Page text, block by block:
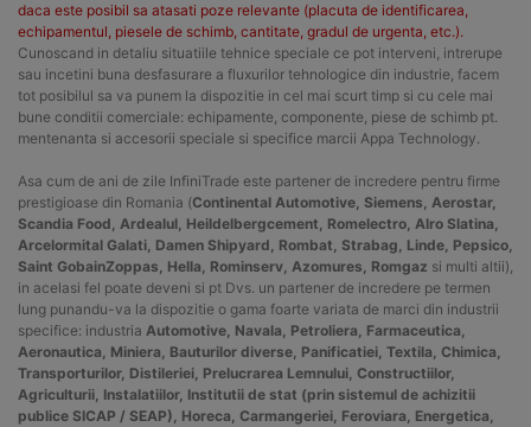
daca este posibil sa atasati poze relevante (placuta de identificarea,
echipamentul, piesele de schimb, cantitate, gradul de urgenta, etc.).
Cunoscand in detaliu situatiile tehnice speciale ce pot interveni, intrerupe
sau incetini buna desfasurare a fluxurilor tehnologice din industrie, facem
tot posibilul sa va punem la dispozitie in cel mai scurt timp si cu cele mai
bune conditii comerciale: echipamente, componente, piese de schimb pt.
mentenanta si accesorii speciale si specifice marcii Appa Technology.
Asa cum de ani de zile InfiniTrade este partener de incredere pentru firme
prestigioase din Romania (Continental Automotive, Siemens, Aerostar,
Scandia Food, Ardealul, Heildelbergcement, Romelectro, Alro Slatina,
Arcelormital Galati, Damen Shipyard, Rombat, Strabag, Linde, Pepsico,
Saint GobainZoppas, Hella, Rominserv, Azomures, Romgaz si multi altii),
in acelasi fel poate deveni si pt Dvs. un partener de incredere pe termen
lung punandu-va la dispozitie o gama foarte variata de marci din industrii
specifice: industria Automotive, Navala, Petroliera, Farmaceutica,
Aeronautica, Miniera, Bauturilor diverse, Panificatiei, Textila, Chimica,
Transporturilor, Distileriei, Prelucrarea Lemnului, Constructiilor,
Agriculturii, Instalatiilor, Institutii de stat (prin sistemul de achizitii
publice SICAP / SEAP), Horeca, Carmangeriei, Feroviara, Energetica,